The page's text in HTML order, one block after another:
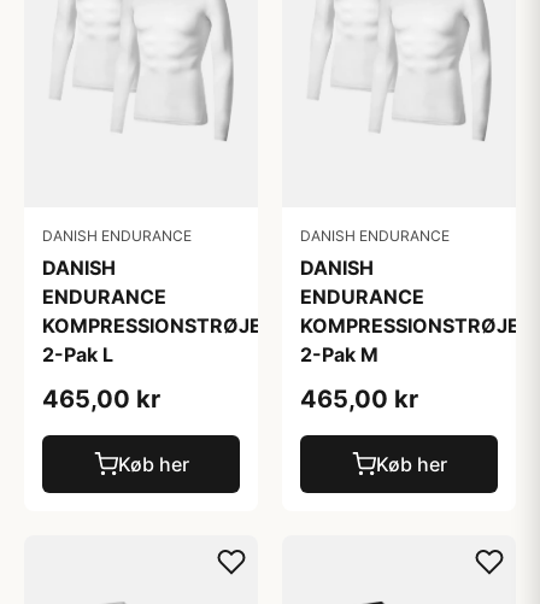
DANISH ENDURANCE
DANISH
ENDURANCE
KOMPRESSIONSTRØJE
2-Pak L
465,00 kr
Køb her
DANISH ENDURANCE
DANISH
ENDURANCE
KOMPRESSIONSTRØJE
2-Pak M
465,00 kr
Køb her